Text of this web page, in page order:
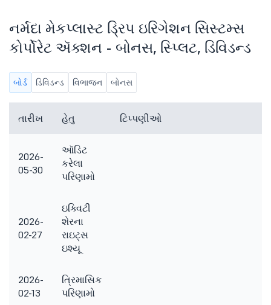
નર્મદા મેકપ્લાસ્ટ ડ્રિપ ઇરિગેશન સિસ્ટમ્સ
કોર્પોરેટ ઍક્શન - બોનસ, સ્પ્લિટ, ડિવિડન્ડ
બોર્ડ ડિવિડન્ડ વિભાજન બોનસ
તારીખ હેતુ ટિપ્પણીઓ
2026-
05-30
ઑડિટ
કરેલા
પરિણામો
2026-
02-27
ઇક્વિટી
શેરના
રાઇટ્સ
ઇશ્યૂ
2026-
02-13
ત્રિમાસિક
પરિણામો